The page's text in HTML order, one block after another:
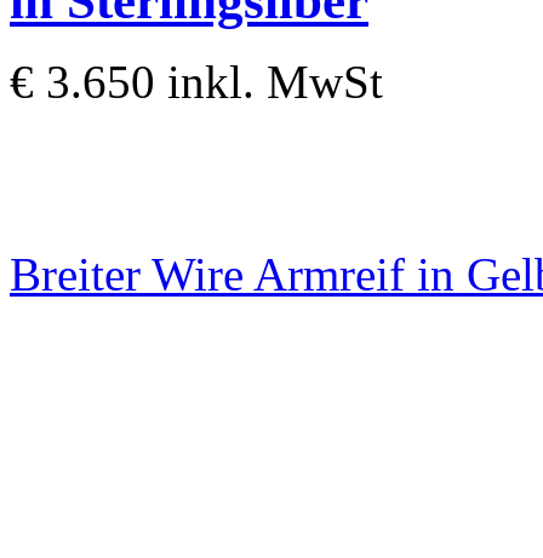
€ 3.650 inkl. MwSt
Breiter Wire Armreif in